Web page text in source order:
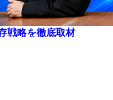
戦略を徹底取材